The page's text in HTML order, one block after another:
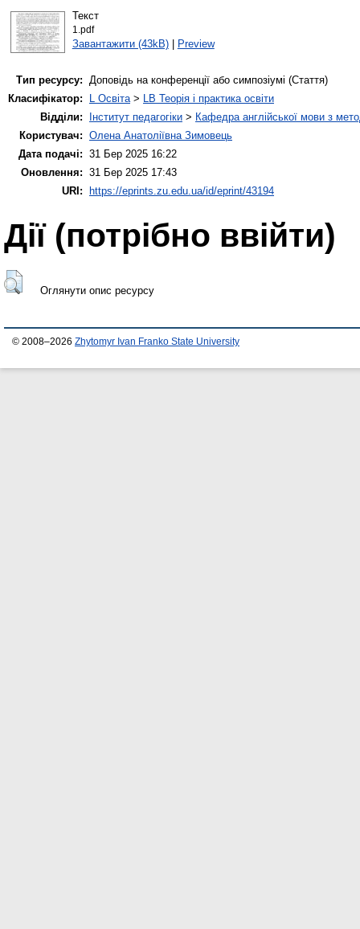
Текст
1.pdf
Завантажити (43kB)| Preview
Тип ресурсу: Доповідь на конференції або симпозіумі (Стаття)
Класифікатор:
L Освіта> LB Теорія і практика освіти
Відділи:
Інститут педагогіки > Кафедра англійської мови з
Користувач: Олена Анатоліївна Зимовець
Дата подачі: 31 Бер 2025 16:22
Оновлення: 31 Бер 2025 17:43
URI:
https://eprints.zu.edu.ua/id/eprint/43194
Дії ​​(потрібно ввійти)
Оглянути опис ресурсу
© 2008–2026 Zhytomyr Ivan Franko State University